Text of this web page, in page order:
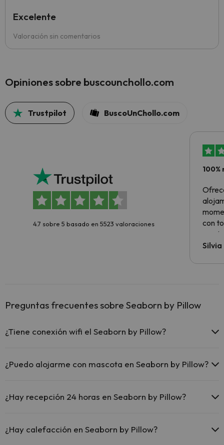
Valoración sin comentarios
Excelente
Opiniones sobre buscounchollo.com
Trustpilot BuscoUnChollo.com
4.7 sobre 5 basado en 5523 valoraciones
con
Preguntas frecuentes sobre Seaborn by Pillow
¿Tiene conexión wifi el Seaborn by Pillow?
¿Puedo alojarme con mascota en Seaborn by Pillow?
¿Hay recepción 24 horas en Seaborn by Pillow?
¿Hay calefacción en Seaborn by Pillow?